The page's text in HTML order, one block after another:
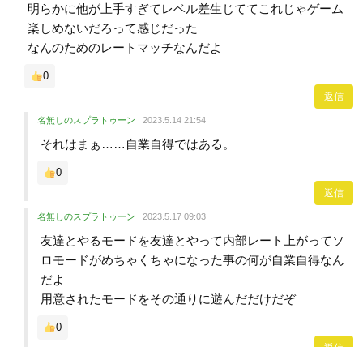
明らかに他が上手すぎてレベル差生じててこれじゃゲーム
楽しめないだろって感じだった
なんのためのレートマッチなんだよ
0
返信
名無しのスプラトゥーン 2023.5.14 21:54
それはまぁ……自業自得ではある。
0
返信
名無しのスプラトゥーン 2023.5.17 09:03
友達とやるモードを友達とやって内部レート上がってソ
ロモードがめちゃくちゃになった事の何が自業自得なん
だよ
用意されたモードをその通りに遊んだだけだぞ
0